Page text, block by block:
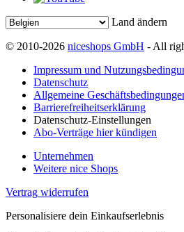
Land ändern
© 2010-2026 niceshops GmbH - All
Impressum und
Datenschutz
Allgemeine
Barrierefreiheitserklärung
Datenschutz-Einstellungen
Abo-Verträge hier kündigen
Unternehmen
Weitere nice Shops
Vertrag widerrufen
Personalisiere dein Einkaufserlebnis